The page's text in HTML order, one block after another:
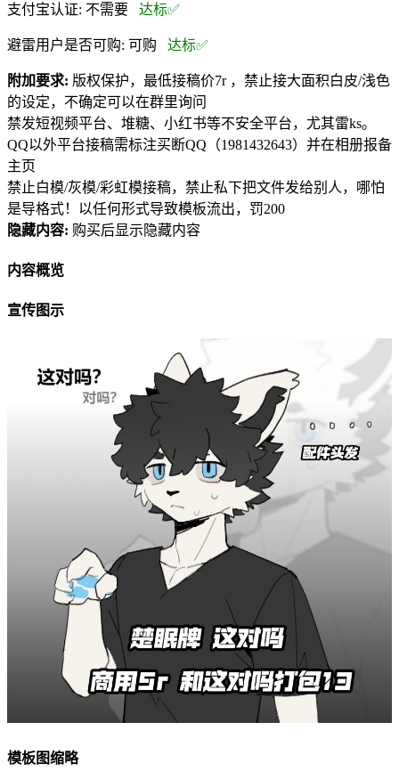
支付宝认证: 不需要 达标✅
避雷用户是否可购: 可购 达标✅
附加要求: 版权保护，最低接稿价7r ，禁止接大面积白皮/浅色
的设定，不确定可以在群里询问
禁发短视频平台、堆糖、小红书等不安全平台，尤其雷ks。
QQ以外平台接稿需标注买断QQ（1981432643）并在相册报备
主页
禁止白模/灰模/彩虹模接稿，禁止私下把文件发给别人，哪怕
是导格式！以任何形式导致模板流出，罚200
隐藏内容: 购买后显示隐藏内容
内容概览
宣传图示
模板图缩略